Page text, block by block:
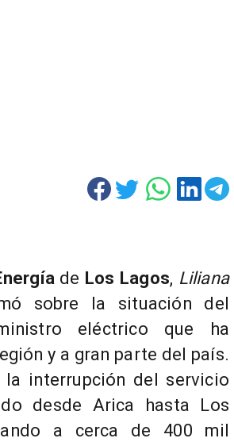
de Los Lagos, Liliana
sobre la situación del
eléctrico que ha
y a gran parte del país.
la interrupción del servicio
desde Arica hasta Los
a cerca de 400 mil